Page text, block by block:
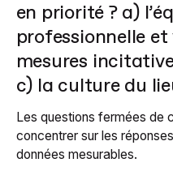
en priorité ? a)
professionnelle et
mesures
c) la culture du
Les questions fermées de
concentrer sur les
données mesurables.